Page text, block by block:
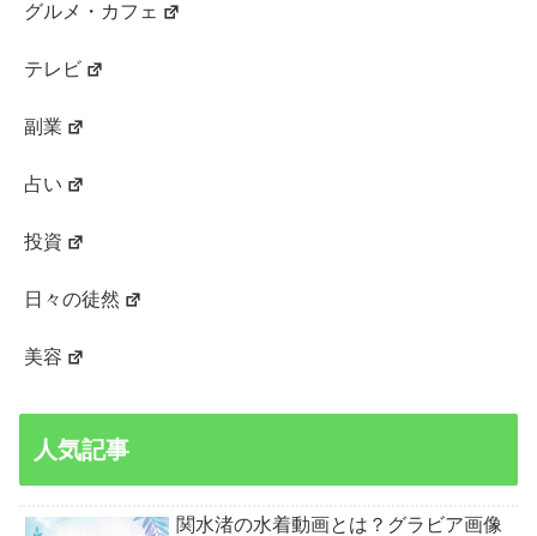
グルメ・カフェ
テレビ
副業
占い
投資
日々の徒然
美容
人気記事
関水渚の水着動画とは？グラビア画像